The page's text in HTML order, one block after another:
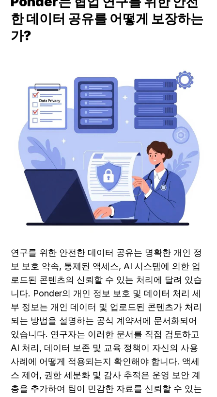
한 데이터 공유를 어떻게 보장하는
가?
연구를 위한 안전한 데이터 공유는 명확한 개인 정
보 보호 약속, 통제된 액세스, AI 시스템에 의한 업
로드된 콘텐츠의 신뢰할 수 있는 처리에 달려 있습
니다. Ponder의 개인 정보 보호 및 데이터 처리 세
부 정보는 개인 데이터 및 업로드된 콘텐츠가 처리
되는 방법을 설명하는 공식 계약서에 문서화되어
있습니다. 연구자는 이러한 문서를 직접 검토하고
AI 처리, 데이터 보존 및 교육 정책이 자신의 사용
사례에 어떻게 적용되는지 확인해야 합니다. 액세
스 제어, 권한 세분화 및 감사 추적은 운영 보안 계
층을 추가하여 팀이 민감한 자료를 신뢰할 수 있는